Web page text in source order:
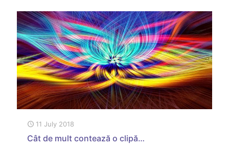
11 July 2018
Cât de mult contează o clipă…